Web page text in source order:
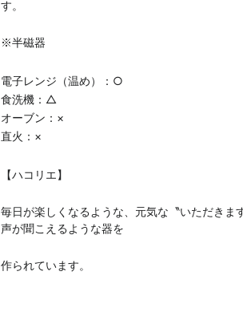
す。
※半磁器
電子レンジ（温め）：○
食洗機：△
オーブン：×
直火：×
【ハコリエ】
毎日が楽しくなるような、元気な〝いただきま
声が聞こえるような器を
作られています。